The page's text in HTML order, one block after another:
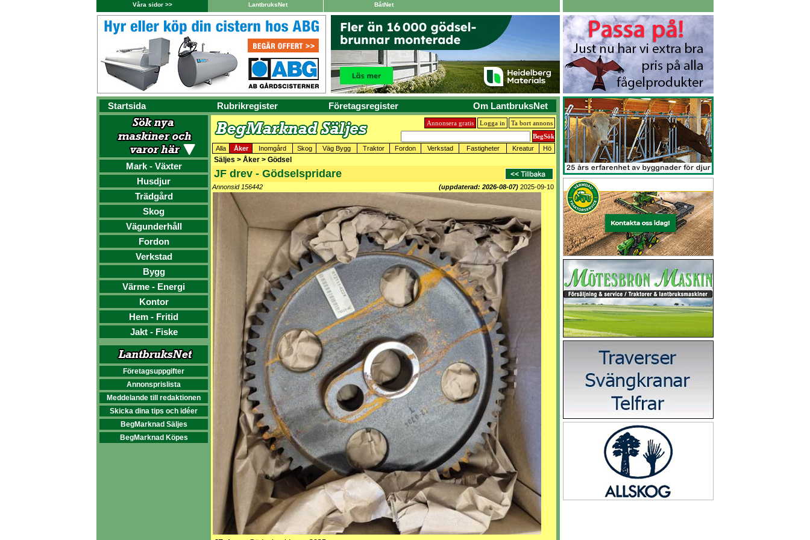
Våra sidor >> LantbruksNet BåtNet
Startsida Rubrikregister Företagsregister Om LantbruksNet
Mark - Växter
Husdjur
Trädgård
Skog
Vägunderhåll
Fordon
Verkstad
Bygg
Värme - Energi
Kontor
Hem - Fritid
Jakt - Fiske
Företagsuppgifter
Annonsprislista
Meddelande till redaktionen
Skicka dina tips och idéer
BegMarknad Säljes
BegMarknad Köpes
Annonsera gratis Logga in Ta bort annons
Alla Åker Inomgård Skog Väg Bygg Traktor Fordon Verkstad Fastigheter Kreatur Hö
Säljes > Åker > Gödsel
JF drev - Gödselspridare
Annonsid 156442 (uppdaterad: 2026-08-07) 2025-09-10